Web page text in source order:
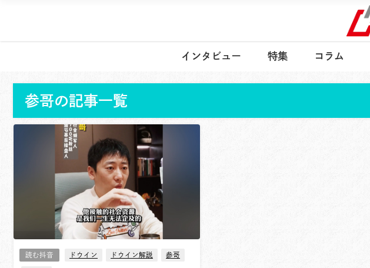
インタビュー 特集 コラム
参哥の記事一覧
読む抖音 ドウイン ドウイン解説 参哥